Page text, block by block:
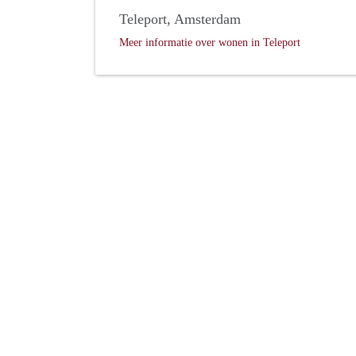
Teleport, Amsterdam
Meer informatie over wonen in Teleport